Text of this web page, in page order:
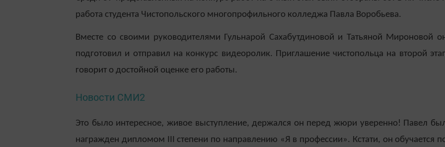
работа студента Чистопольского многопрофильного колледжа Павла Воробьева.
Вместе со своими руководителями Гульнарой Сахабутдиновой и Татьяной Мироновой
подготовил и отправил на конкурс видеоролик. Приглашение чистопольца на второй
говорит о достойной оценке его работы.
Новости СМИ2
Это было интересное, живое выступление, держался он перед жюри уверенно! Павел
награжден дипломом I
I степени по направлению «Я в профессии». Кстати, он обучается